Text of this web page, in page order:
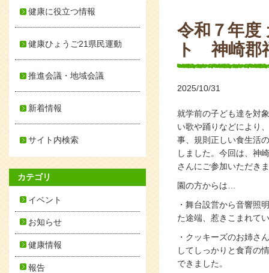
令和７年度
ト 神崎郡
2025/10/31
就学前の子ども達を対
い歌や踊りなどにより
事、規則正しい食生活
しました。 今回は、神
さんにご参加いただき
園の方からは…
・舞台設営から音響照
た途端、惹きこまれて
・クッキーズのお姉さ
してしっかりと食育の
できました。
健康に役立つ情報
健康ひょうご21県民運動
推進会議・地域会議
新着情報
サイト内検索
カテゴリ
イベント
お知らせ
健康情報
報告